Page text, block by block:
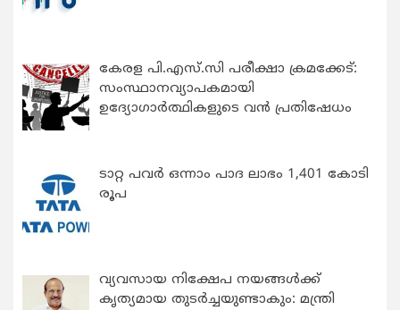
കേരള പി.എസ്.സി പരീക്ഷാ ക്രമക്കേട്:
സംസ്ഥാനവ്യാപകമായി
ഉദ്യോഗാര്‍ത്ഥികളുടെ വന്‍ പ്രതിഷേധം
ടാറ്റ പവർ ഒന്നാം പാദ ലാഭം 1,401 കോടി
രൂപ
വ്യവസായ നിക്ഷേപ നയങ്ങള്‍ക്ക്
കൃത്യമായ തുടര്‍ച്ചയുണ്ടാകും: മന്ത്രി